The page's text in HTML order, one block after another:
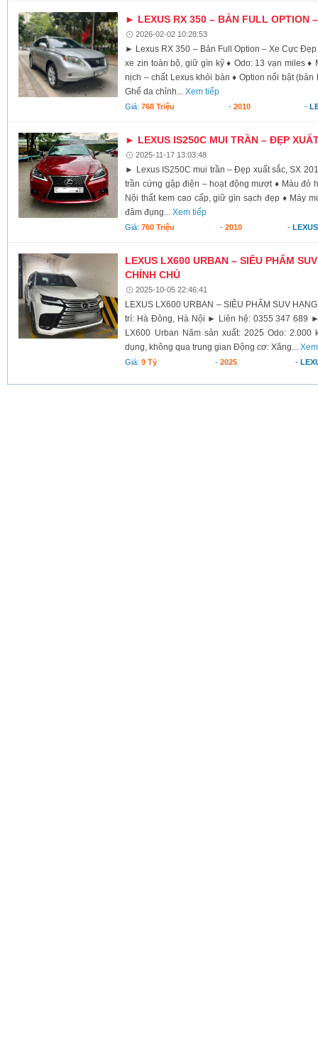
► LEXUS RX 350 – BẢN FULL OPTION
2026-02-02 10:28:53
► Lexus RX 350 – Bản Full Option – Xe Cực
xe zin toàn bộ, giữ gìn kỹ ♦ Odo: 13 vạn miles ♦
nịch – chất Lexus khỏi bàn ♦ Option nổi bật
Ghế da chỉnh...Xem tiếp
Giá:768 Triệu -2010 -
► LEXUS IS250C MUI TRẦN – ĐẸP
2025-11-17 13:03:48
► Lexus IS250C mui trần – Đẹp xuất sắc, SX
trần cứng gập điện – hoạt động mượt ♦ Màu đỏ
Nội thất kem cao cấp, giữ gìn sạch đẹp ♦ Máy
đâm đụng...Xem tiếp
Giá:760 Triệu -2010 - LEXUS
LEXUS LX600 URBAN – SIÊU PHẨM
CHÍNH CHỦ
2025-10-05 22:46:41
LEXUS LX600 URBAN – SIÊU PHẨM SUV
trí: Hà Đông, Hà Nội ► Liên hệ: 0355 347 689
LX600 Urban Năm sản xuất: 2025 Odo:
dụng, không qua trung gian Động cơ: Xăng...
Giá:9 Tỷ -2025 -